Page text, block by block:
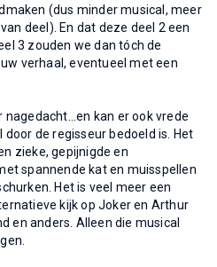
(dus minder musical, meer
deel). En dat deze deel 2 een
3 zouden we dan tóch de
verhaal, eventueel met een
nagedacht...en kan er ook vrede
de regisseur bedoeld is. Het
zieke, gepijnigde en
spannende kat en muisspellen
Het is veel meer een
kijk op Joker en Arthur
en anders. Alleen die musical